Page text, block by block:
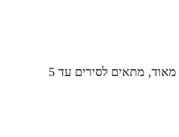
כירת גז ניידת של חברת Camptown, לבישול והרתחה, בסיס רחב מאוד, מתאים לסירים עד 5